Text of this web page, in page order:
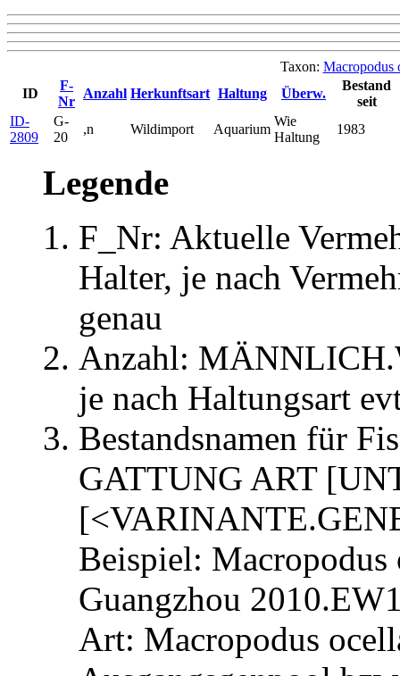
Taxon: Macropodus
ID
F-
Nr
Anzahl Herkunftsart Haltung Überw.
Bestand
seit
ID-
2809
G-
20
,n Wildimport Aquarium
Wie
Haltung
1983
Legende
F_Nr: Aktuelle
Halter, je nach
genau
Anzahl:
je nach Haltungsart
Bestandsnamen für
GATTUNG ART
Beispiel:
Guangzhou
Art: Macropodus